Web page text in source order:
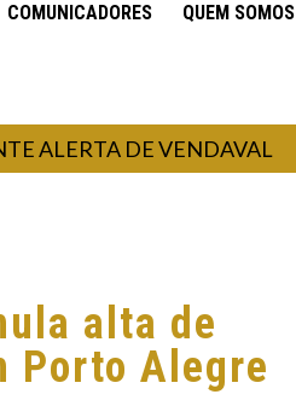
COMUNICADORES QUEM SOMOS
DE VENDAVAL
alta de
Porto Alegre